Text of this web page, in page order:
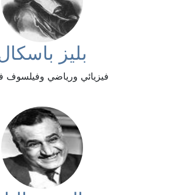
بليز
فيزيائي ورياضي وفيلسوف